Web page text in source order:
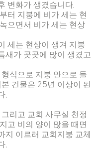
변화가 생겼습니다.
터 지붕에 비가 세는 현
으면서 비가 세는 현상
세는 현상이 생겨 지붕
새가 곳곳에 많이 생겼고
식으로 지붕 안으로 들
본 건물은 25년 이상이 된
.
리고 교회 사무실 천정
고 비의 양이 많을 때면
지 이르러 교회지붕 교체
.